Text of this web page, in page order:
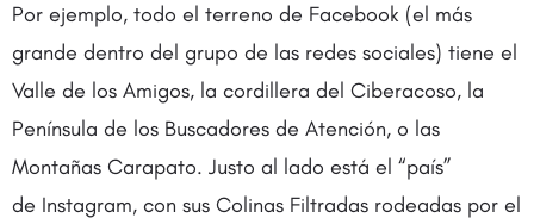
Por ejemplo, todo el terreno de Facebook (el más
grande dentro del grupo de las redes sociales) tiene el
Valle de los Amigos, la cordillera del Ciberacoso, la
Península de los Buscadores de Atención, o las
Montañas Carapato. Justo al lado está el “país”
de Instagram, con sus Colinas Filtradas rodeadas por el